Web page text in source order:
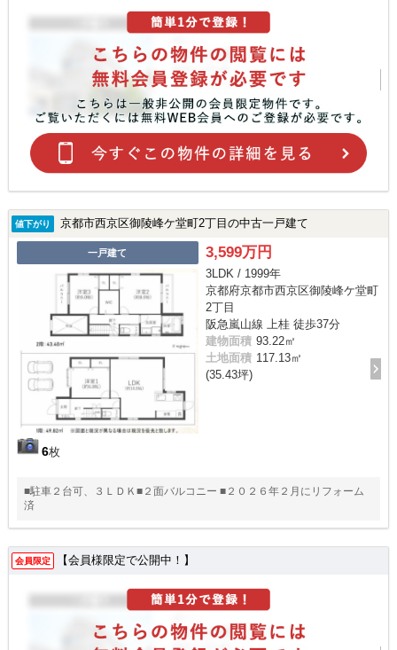
値下がり 京都市西京区御陵峰ケ堂町2丁目の中古一戸建て
一戸建て
6枚
3,599万円
3LDK / 1999年
京都府京都市西京区御陵峰ケ堂町
2丁目
阪急嵐山線 上桂 徒歩37分
建物面積 93.22㎡
土地面積 117.13㎡
(35.43坪)
■駐車２台可、３ＬＤＫ■２面バルコニー ■２０２６年２月にリフォーム
済
会員限定 【会員様限定で公開中！】